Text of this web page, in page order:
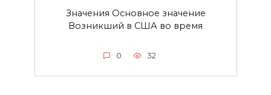
Значения Основное значение
Возникший в США во время
0 32